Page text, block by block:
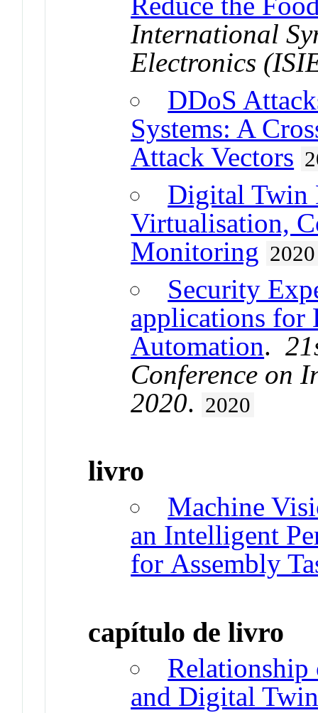
International
Electronics
DDoS
Systems: A
Attack Vectors
Digital Twin
Virtualisation,
Monitoring 2020
Security
applications for
Automation.
Conference on
2020. 2020
livro
Machine
an Intelligent
for Assembly
capítulo de livro
and Digital